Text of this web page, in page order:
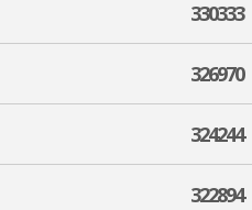
330333
326970
324244
322894